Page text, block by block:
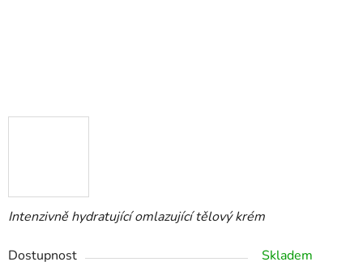
Intenzivně hydratující omlazující tělový krém
Dostupnost
Skladem